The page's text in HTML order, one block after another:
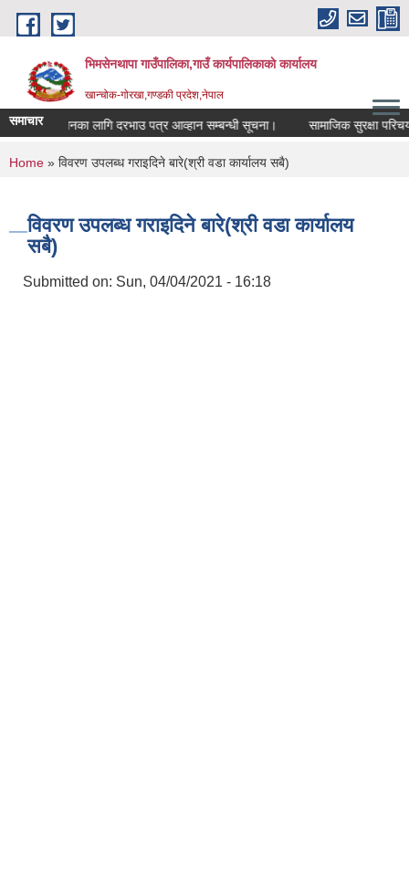
Skip to main content
भिमसेनथापा गाउँपालिका,गाउँ कार्यपालिकाकाे कार्यालय
खान्चोक-गाेरखा,गण्डकी प्रदेश,नेपाल
समाचार
गृह संचालनका लागि दरभाउ पत्र आव्हान सम्बन्धी सूचना। सामाजिक सुरक्षा
You are here
Home » विवरण उपलब्ध गराइदिने बारे(श्री वडा कार्यालय सबै)
विवरण उपलब्ध गराइदिने बारे(श्री वडा कार्यालय
सबै)
Submitted on: Sun, 04/04/2021 - 16:18